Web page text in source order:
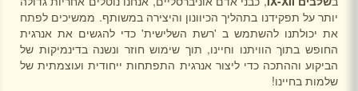
יותר על תפקידנו בתהליך הכיוונון והיצירה במשותף. ממשיכים לפתח
את יכולתנו להשתמש ב 'רשת השלישית' כדי להגשים את אנרגית
החופש בתוך הוויתנו וחיינו, תוך שימוש חוזר ונשנה בדינמיקות של
הביקוע וההתכה כדי ליצור אנרגית התפתחות ייחודית ועוצמתית של
שלמות בחיינו!